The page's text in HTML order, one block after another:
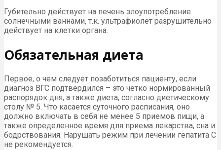
Губительно действует на печень злоупотребление
солнечными ваннами, т.к. ультрафиолет разрушительно
действует на клетки органа.
Обязательная диета
Первое, о чем следует позаботиться пациенту, если
диагноз ВГС подтвердился – это четко нормированный
распорядок дня, а также диета, согласно диетическому
столу № 5. Что касается суточного расписания, оно
должно включать в себя не менее 5 приемов пищи, а
также определенное время для приема лекарства, сна и
бодрствования. Нарушать режим при лечении гепатита С
не рекомендуется.